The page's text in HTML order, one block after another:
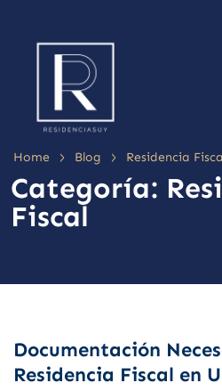
Home > Blog > Residencia
Categoría:
Fiscal
Documentación
Residencia Fiscal en